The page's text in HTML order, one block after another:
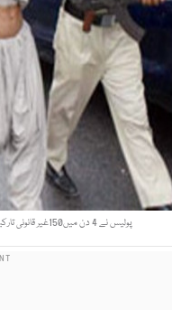
پولیس نے 4 دن میں150غیر قانونی تارکین وطن کوگرفتار کرکے عدالت میں پیش کیا. فوٹو؛ فائل